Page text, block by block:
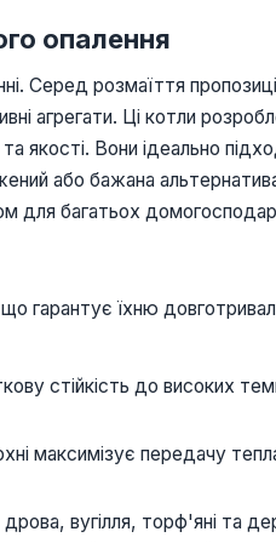
опалення
Серед розмаїття
агрегати. Ці котли
якості. Вони ідеально
або бажана
для багатьох
гарантує їхню
стійкість до високих
максимізує передачу
вугілля, торф'яні та